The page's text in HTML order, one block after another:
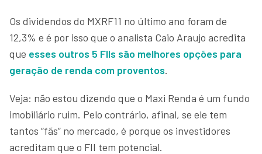
Os dividendos do MXRF11 no último ano foram de
12,3% e é por isso que o analista Caio Araujo acredita
que esses outros 5 FIIs são melhores opções para
geração de renda com proventos.
Veja: não estou dizendo que o Maxi Renda é um fundo
imobiliário ruim. Pelo contrário, afinal, se ele tem
tantos “fãs” no mercado, é porque os investidores
acreditam que o FII tem potencial.